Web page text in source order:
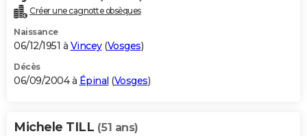
Créer une cagnotte obsèques
Naissance
06/12/1951 à Vincey(Vosges)
Décès
06/09/2004 à Épinal (Vosges)
Michele TILL (51 ans)